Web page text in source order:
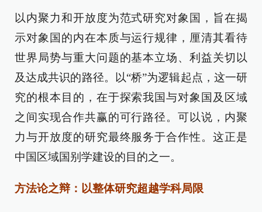
以内聚力和开放度为范式研究对象国，旨在揭
示对象国的内在本质与运行规律，厘清其看待
世界局势与重大问题的基本立场、利益关切以
及达成共识的路径。以“桥”为逻辑起点，这一研
究的根本目的，在于探索我国与对象国及区域
之间实现合作共赢的可行路径。可以说，内聚
力与开放度的研究最终服务于合作性。这正是
中国区域国别学建设的目的之一。
方法论之辩：以整体研究超越学科局限